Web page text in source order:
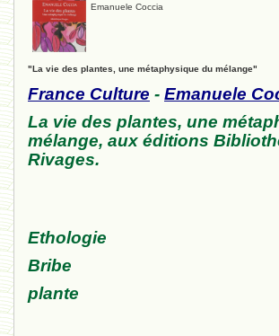
Emanuele Coccia
"La vie des plantes, une métaphysique du mélange"
France Culture - Emanuele
La vie des plantes, une
mélange, aux éditions
Rivages.
Ethologie
Bribe
plante